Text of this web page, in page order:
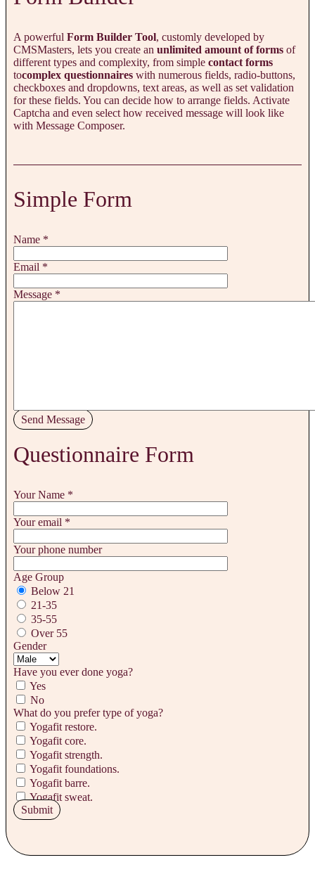
A powerful Form Builder Tool, customly developed by
CMSMasters, lets you create an unlimited amount of forms of
different types and complexity, from simple contact forms
tocomplex questionnaires with numerous fields, radio-buttons,
checkboxes and dropdowns, text areas, as well as set validation
for these fields. You can decide how to arrange fields. Activate
Captcha and even select how received message will look like
with Message Composer.
Simple Form
Name *
Email *
Message *
Send Message
Questionnaire Form
Your Name *
Your email *
Your phone number
Age Group
Below 21
21-35
35-55
Over 55
Gender
Have you ever done yoga?
Yes
No
What do you prefer type of yoga?
Yogafit restore.
Yogafit core.
Yogafit strength.
Yogafit foundations.
Yogafit barre.
Yogafit sweat.
Submit